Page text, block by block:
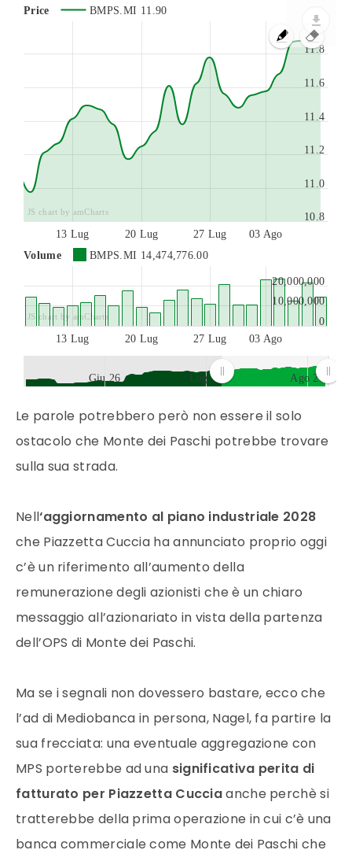
Price BMPS.MI 11.90
13 Lug 20 Lug 27 Lug 03 Ago
10.8
11.0
11.2
11.4
11.6
11.8
JS chart by amCharts
Volume BMPS.MI 14,474,776.00
13 Lug 20 Lug 27 Lug 03 Ago
0
10,000,000
20,000,000
JS chart by amCharts
Giu 26 Lug 26 Ago 26
Le parole potrebbero però non essere il solo
ostacolo che Monte dei Paschi potrebbe trovare
sulla sua strada.
Nell‘aggiornamento al piano industriale 2028
che Piazzetta Cuccia ha annunciato proprio oggi
c’è un riferimento all’aumento della
remunerazione degli azionisti che è un chiaro
messaggio all’azionariato in vista della partenza
dell’OPS di Monte dei Paschi.
Ma se i segnali non dovessero bastare, ecco che
l’ad di Mediobanca in persona, Nagel, fa partire la
sua frecciata: una eventuale aggregazione con
MPS porterebbe ad una significativa perita di
fatturato per Piazzetta Cucciaanche perchè si
tratterebbe della prima operazione in cui c’è una
banca commerciale come Monte dei Paschi che